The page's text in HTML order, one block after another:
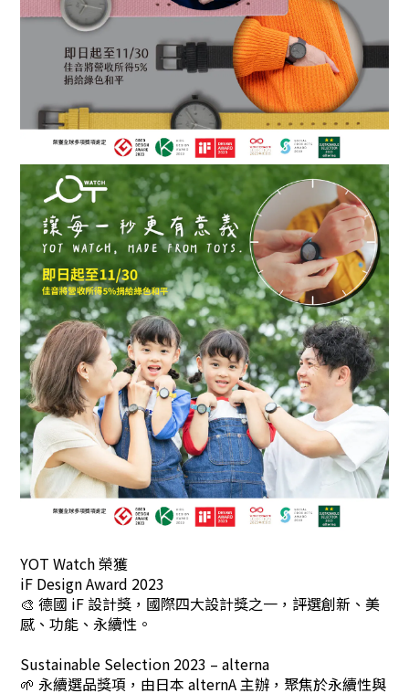
YOT Watch 榮獲
iF Design Award 2023
🎨 德國 iF 設計獎，國際四大設計獎之一，評選創新、美
感、功能、永續性。
Sustainable Selection 2023 – alterna
🌱 永續選品獎項，由日本 alternA 主辦，聚焦於永續性與